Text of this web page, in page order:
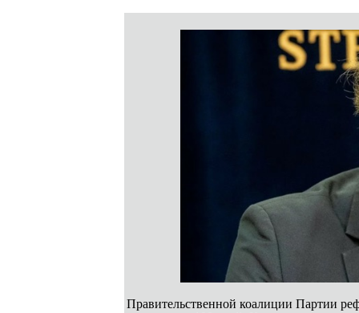
Правительственной коалиции Партии